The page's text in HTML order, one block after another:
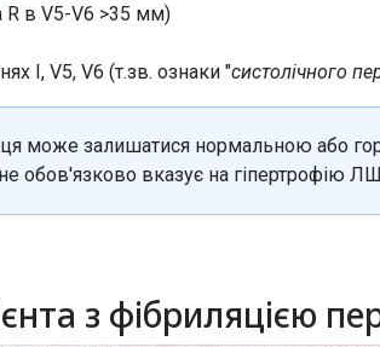
R в V5-V6 >35 мм)
I, V5, V6 (т.зв. ознаки "систолічного
може залишатися нормальною або
обов'язково вказує на гіпертрофію
з фібриляцією